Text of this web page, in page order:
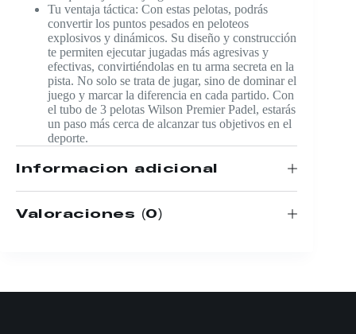
Tu ventaja táctica: Con estas pelotas, podrás
convertir los puntos pesados en peloteos
explosivos y dinámicos. Su diseño y construcción
te permiten ejecutar jugadas más agresivas y
efectivas, convirtiéndolas en tu arma secreta en la
pista. No solo se trata de jugar, sino de dominar el
juego y marcar la diferencia en cada partido. Con
el tubo de 3 pelotas Wilson Premier Padel, estarás
un paso más cerca de alcanzar tus objetivos en el
deporte.
Información adicional
Valoraciones (0)